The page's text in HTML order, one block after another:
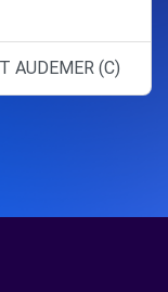
AUDEMER (C)